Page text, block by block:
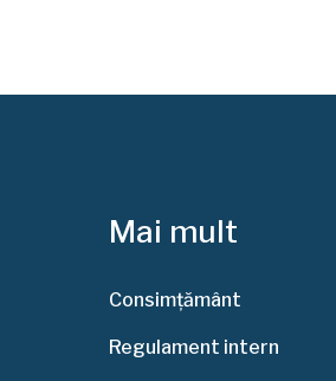
Mai mult
Consimțământ
Regulament intern